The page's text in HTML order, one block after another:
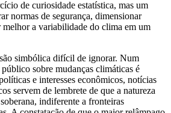
de curiosidade estatística, mas um
normas de segurança, dimensionar
melhor a variabilidade do clima em um
simbólica difícil de ignorar. Num
sobre mudanças climáticas é
e interesses econômicos, notícias
servem de lembrete de que a natureza
indiferente a fronteiras